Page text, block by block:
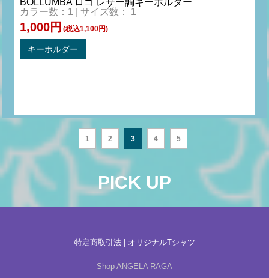
BOLLUMBA ロゴ レザー調キーホルダー
カラー数：1 | サイズ数： 1
1,000円 (税込1,100円)
キーホルダー
1 2 3 4 5
PICK UP
特定商取引法| オリジナルTシャツ
Shop ANGELA RAGA